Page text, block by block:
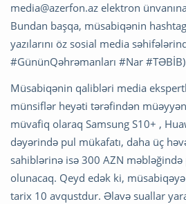
media@azerfon.az elektron
Bundan başqa, müsabiqənin
yazılarını öz sosial media
#GününQəhrəmanları #Nar
Müsabiqənin qalibləri media
münsiflər heyəti tərəfindən
müvafiq olaraq Samsung S10+ ,
dəyərində pul mükafatı, daha üç
sahiblərinə isə 300 AZN
olunacaq. Qeyd edək ki,
tarix 10 avqustdur. Əlavə suallar